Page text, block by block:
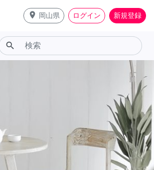
place 岡山県 ログイン 新規登録
search